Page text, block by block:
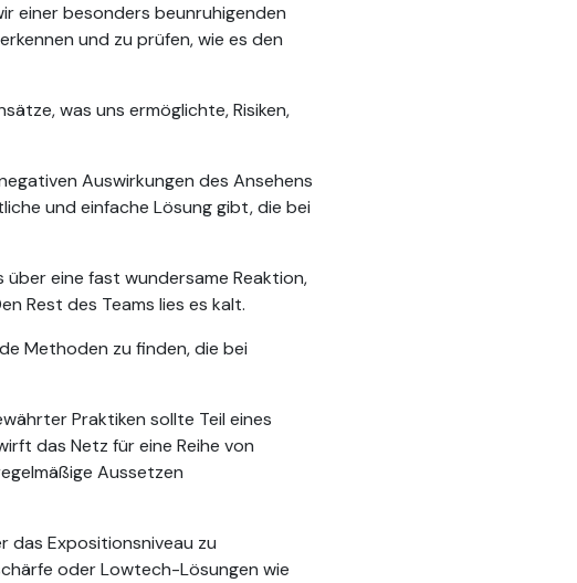
einer besonders beunruhigenden
und zu prüfen, wie es den
was uns ermöglichte, Risiken,
Auswirkungen des Ansehens
und einfache Lösung gibt, die bei
eine fast wundersame Reaktion,
Rest des Teams lies es kalt.
Methoden zu finden, die bei
Praktiken sollte Teil eines
das Netz für eine Reihe von
Aussetzen
das Expositionsniveau zu
oder Lowtech-Lösungen wie